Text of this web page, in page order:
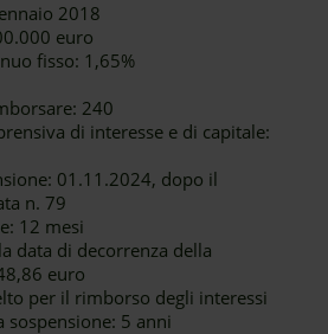
2018
euro
fisso: 1,65%
240
di interesse e di capitale:
01.11.2024, dopo il
n. 79
12 mesi
data di decorrenza della
euro
per il rimborso degli interessi
5 anni